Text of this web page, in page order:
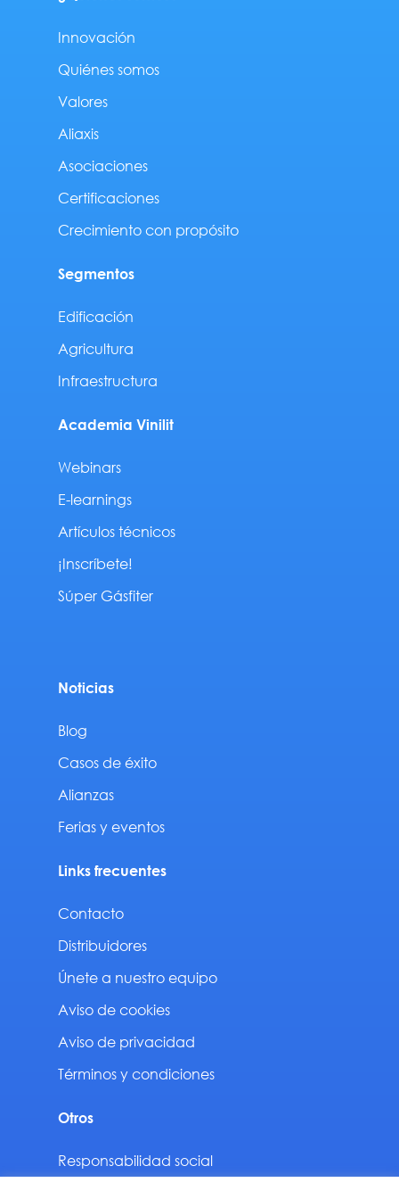
Innovación
Quiénes somos
Valores
Aliaxis
Asociaciones
Certificaciones
Crecimiento con propósito
Segmentos
Edificación
Agricultura
Infraestructura
Academia Vinilit
Webinars
E-learnings
Artículos técnicos
¡Inscríbete!
Súper Gásfiter
Noticias
Blog
Casos de éxito
Alianzas
Ferias y eventos
Links frecuentes
Contacto
Distribuidores
Únete a nuestro equipo
Aviso de cookies
Aviso de privacidad
Términos y condiciones
Otros
Responsabilidad social